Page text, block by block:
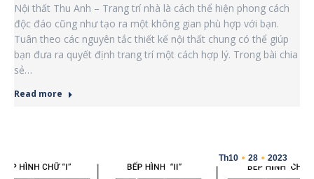
Nội thất Thu Anh – Trang trí nhà là cách thể hiện phong cách
độc đáo cũng như tạo ra một không gian phù hợp với bạn.
Tuân theo các nguyên tắc thiết kế nội thất chung có thể giúp
bạn đưa ra quyết định trang trí một cách hợp lý. Trong bài chia
sẻ…
Read more
Th10 28 2023